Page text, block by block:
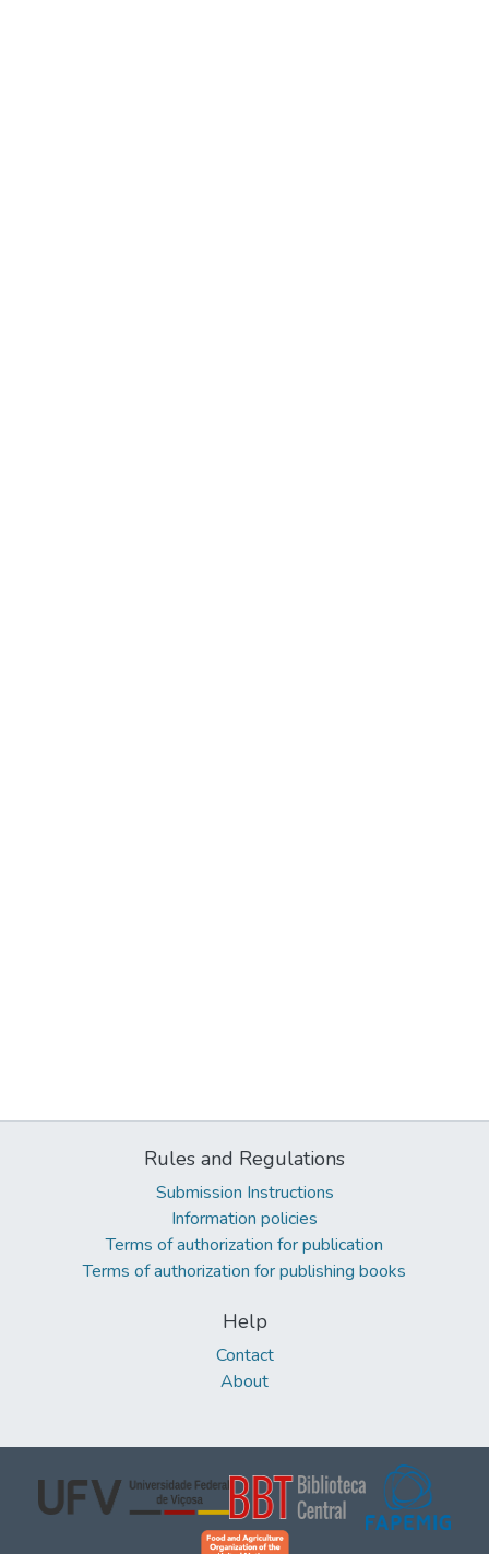
Rules and Regulations
Submission Instructions
Information policies
Terms of authorization for publication
Terms of authorization for publishing books
Help
Contact
About